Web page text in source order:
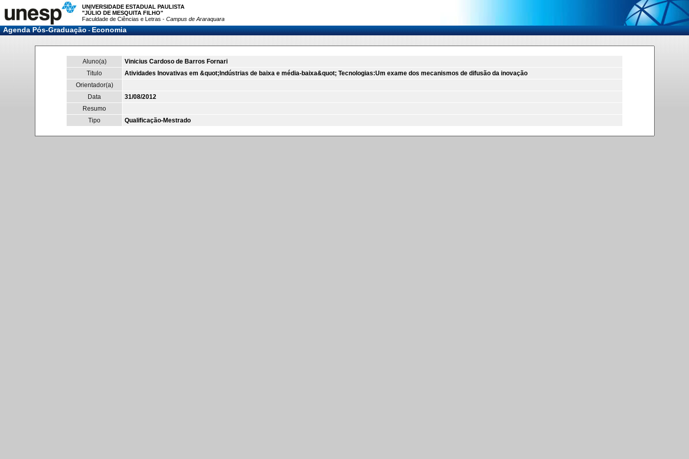
UNIVERSIDADE ESTADUAL PAULISTA
"JÚLIO DE MESQUITA FILHO"
Faculdade de Ciências e Letras - Campus de Araraquara
Agenda Pós-Graduação-Economia
Aluno(a)
Vinicius Cardoso de Barros Fornari
Titulo
Atividades Inovativas em &quot;Indústrias de baixa e média-baixa&quot; Tecnologias:Um exame dos mecanismos de difusão da inovação
Orientador(a)
Data
31/08/2012
Resumo
Tipo
Qualificação-Mestrado